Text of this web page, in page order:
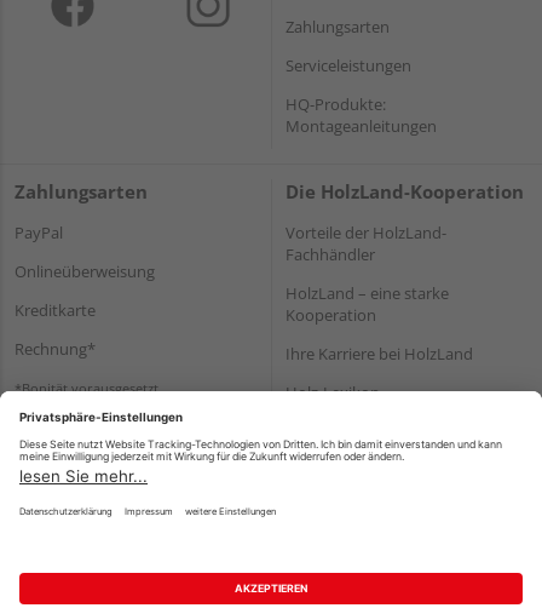
Zahlungsarten
Serviceleistungen
HQ-Produkte:
Montageanleitungen
Zahlungsarten
PayPal
Onlineüberweisung
Kreditkarte
Rechnung*
*Bonität vorausgesetzt
Die HolzLand-Kooperation
Vorteile der HolzLand-
Fachhändler
HolzLand – eine starke
Kooperation
Ihre Karriere bei HolzLand
Holz-Lexikon
Impressum Datenschutz
Nutzungsbedingungen